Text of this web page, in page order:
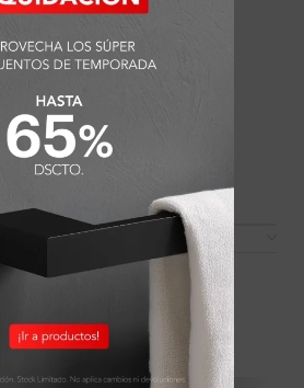
Lavaderos de Cocina
QUE PUEDEN